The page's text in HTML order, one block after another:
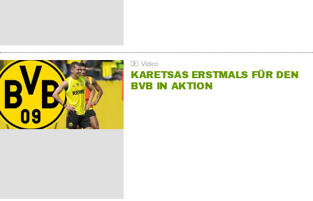
KARETSAS ERSTMALS FÜR DEN
BVB IN AKTION